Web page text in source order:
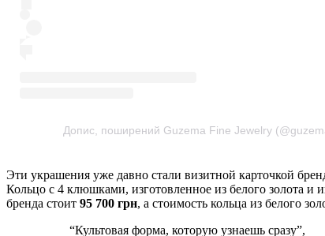
Допис, поширений Guzema Fine Jewelry
Эти украшения уже давно стали визитной карточкой
Кольцо с 4 клюшками, изготовленное из белого золота
бренда стоит 95 700 грн, а стоимость кольца из белого
“Культовая форма, которую узнаешь сразу”,